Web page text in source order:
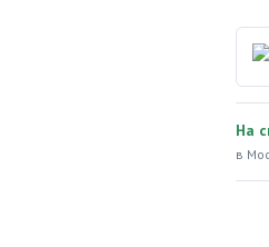
На
в